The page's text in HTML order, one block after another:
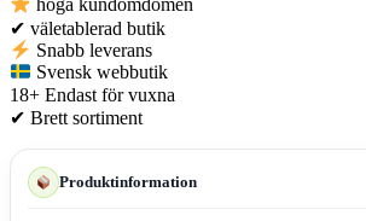
höga kundomdömen
✔ väletablerad butik
Snabb leverans
Svensk webbutik
18+ Endast för vuxna
✔ Brett sortiment
Produktinformation